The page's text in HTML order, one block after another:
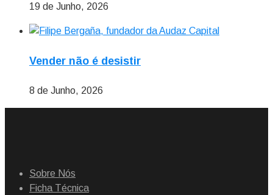
19 de Junho, 2026
Vender não é desistir
8 de Junho, 2026
Sobre Nós
Ficha Técnica